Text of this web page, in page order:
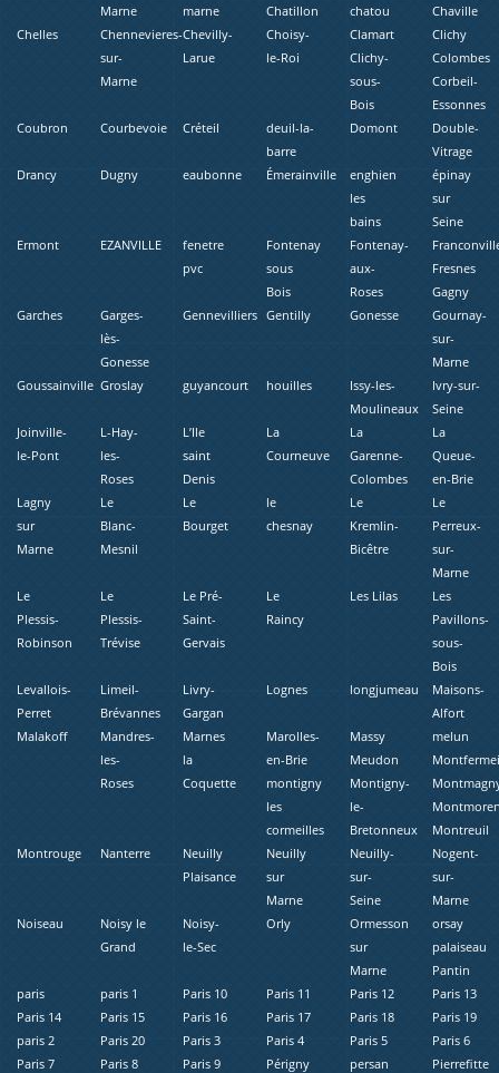
Marne
marne
Chatillon
chatou
Chaville
Chelles
Chennevieres-
sur-
Marne
Chevilly-
Larue
Choisy-
le-Roi
Clamart
Clichy
Clichy-
sous-
Bois
Colombes
Corbeil-
Essonnes
Coubron
Courbevoie Créteil
deuil-la-
barre
Domont
Double-
Vitrage
Drancy
Dugny eaubonne Émerainville
enghien
les
bains
épinay
sur
Seine
Ermont
EZANVILLE
fenetre
pvc
Fontenay
sous
Bois
Fontenay-
aux-
Roses
Fresnes
Gagny
Garches
Garges-
lès-
Gonesse
Gennevilliers Gentilly Gonesse
Gournay-
sur-
Marne
Goussainville Groslay guyancourt houilles
Issy-les-
Moulineaux
Ivry-sur-
Seine
Joinville-
le-Pont
L-Hay-
les-
Roses
L’Ile
saint
Denis
La
Courneuve
La
Garenne-
Colombes
La
Queue-
en-Brie
Lagny
sur
Marne
Le
Blanc-
Mesnil
Le
Bourget
le
chesnay
Le
Kremlin-
Bicêtre
Le
Perreux-
sur-
Marne
Le
Plessis-
Robinson
Le
Plessis-
Trévise
Le Pré-
Saint-
Gervais
Le
Raincy
Les Lilas
Les
Pavillons-
sous-
Bois
Levallois-
Perret
Limeil-
Brévannes
Livry-
Gargan
Lognes longjumeau
Maisons-
Alfort
Malakoff
Mandres-
les-
Roses
Marnes
la
Coquette
Marolles-
en-Brie
Massy
melun
Meudon
montigny
les
cormeilles
Montigny-
le-
Bretonneux
Montreuil
Montrouge
Nanterre
Neuilly
Plaisance
Neuilly
sur
Marne
Neuilly-
sur-
Seine
Nogent-
sur-
Marne
Noiseau
Noisy le
Grand
Noisy-
le-Sec
Orly
Ormesson
sur
Marne
orsay
palaiseau
Pantin
paris
paris 1 Paris 10 Paris 11 Paris 12
Paris 13
Paris 14
Paris 15 Paris 16 Paris 17 Paris 18
Paris 19
paris 2
Paris 20 Paris 3 Paris 4 Paris 5
Paris 6
Paris 7
Paris 8 Paris 9 Périgny persan
Pierrefitte